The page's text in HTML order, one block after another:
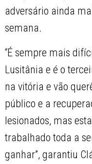
adversário ainda
semana.
“É sempre mais
Lusitânia e é o
na vitória e vão
público e a
lesionados, mas
trabalhado toda a
ganhar”, garantiu